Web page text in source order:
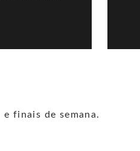
finais de semana.